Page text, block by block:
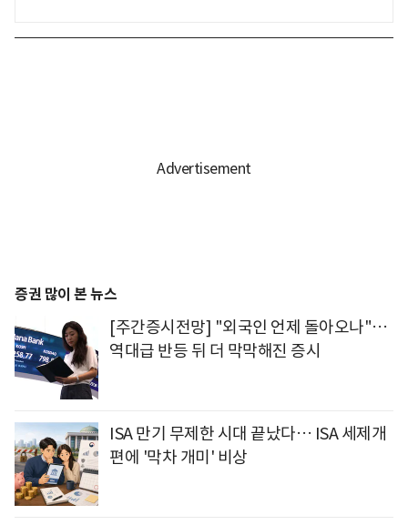
증권 많이 본 뉴스
[주간증시전망] "외국인 언제 돌아오나"…
역대급 반등 뒤 더 막막해진 증시
ISA 만기 무제한 시대 끝났다… ISA 세제개
편에 '막차 개미' 비상